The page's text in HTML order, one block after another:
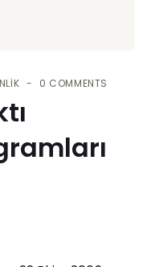
0 COMMENTS